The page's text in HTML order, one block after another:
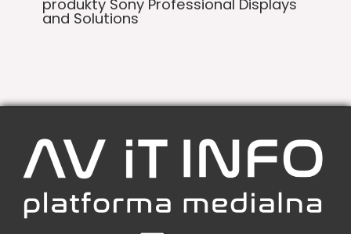
produkty Sony Professional Displays
and Solutions